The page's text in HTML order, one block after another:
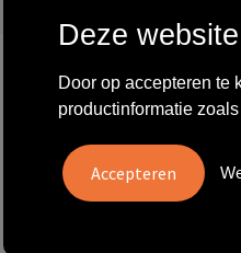
"Erg tevreden over
Hoogenboom/Ravelli
persoonlijk en prettig, we
Leontien
Deze
Door op accepteren te
productinformatie